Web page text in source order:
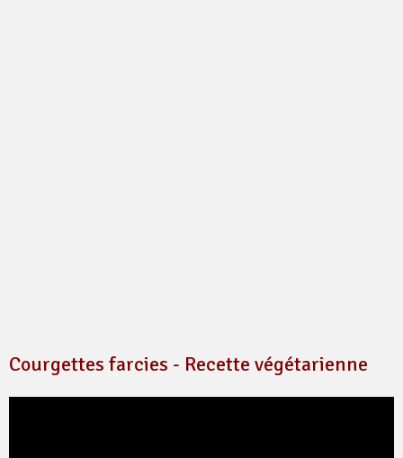
Courgettes farcies - Recette végétarienne